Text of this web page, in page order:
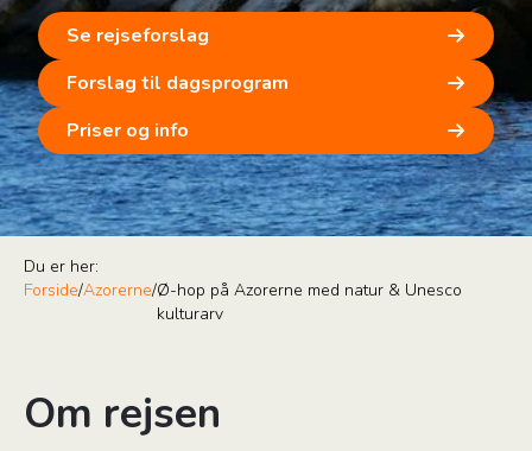
Se rejseforslag
Forslag til dagsprogram
Priser og info
Du er her:
Forside/Azorerne/Ø-hop på Azorerne med natur & Unesco
kulturarv
Om rejsen